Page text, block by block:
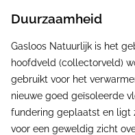
Duurzaamheid
Gasloos Natuurlijk is het
hoofdveld (collectorveld)
gebruikt voor het
nieuwe goed geïsoleerde
fundering geplaatst en ligt
voor een geweldig zicht